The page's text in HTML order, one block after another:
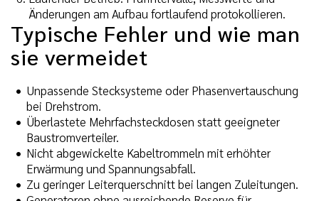
Änderungen am Aufbau fortlaufend protokollieren.
Typische Fehler und wie man
sie vermeidet
Unpassende Stecksysteme oder Phasenvertauschung
bei Drehstrom.
Überlastete Mehrfachsteckdosen statt geeigneter
Baustromverteiler.
Nicht abgewickelte Kabeltrommeln mit erhöhter
Erwärmung und Spannungsabfall.
Zu geringer Leiterquerschnitt bei langen Zuleitungen.